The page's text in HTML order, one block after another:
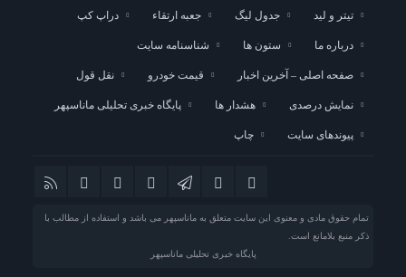
تیتر و لید جدول لیگ جعبه ارتقاء دراپ کپ
درباره ما ستون ها شناسنامه سایت
صفحه اصلی – آخرین اخبار قیمت خودرو نقل قول
نمایش درصدی هشدار ها پایگاه خبری تحلیلی ماناسپهر
پیوندهای سایت چاپ
تمام حقوق مادی و معنوی این سایت متعلق به ماناسپهر می باشد و استفاده از مطالب با
ذکر منبع بلامانع است.
پایگاه خبری تحلیلی ماناسپهر